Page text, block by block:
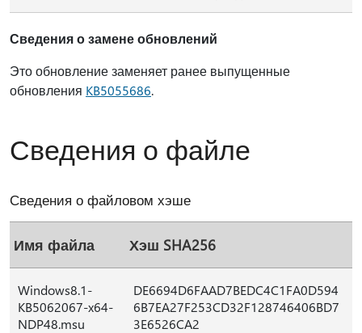
Сведения о замене обновлений
Это обновление заменяет ранее выпущенные
обновления KB5055686.
Сведения о файле
Сведения о файловом хэше
Имя файла Хэш SHA256
Windows8.1-
KB5062067-x64-
NDP48.msu
DE6694D6FAAD7BEDC4C1FA0D594
6B7EA27F253CD32F128746406BD7
3E6526CA2